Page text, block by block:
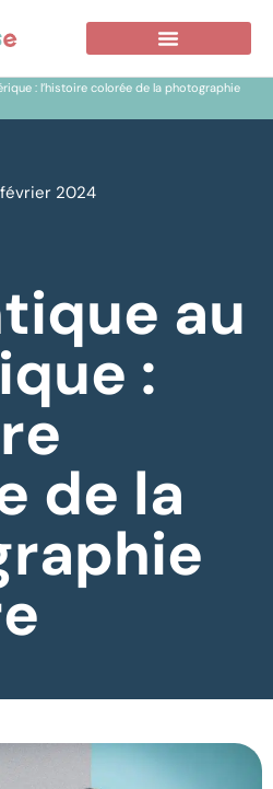
: l’histoire colorée de la photographie
2024
au
:
de la